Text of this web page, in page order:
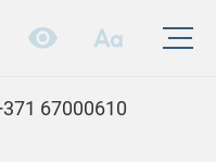
67000610